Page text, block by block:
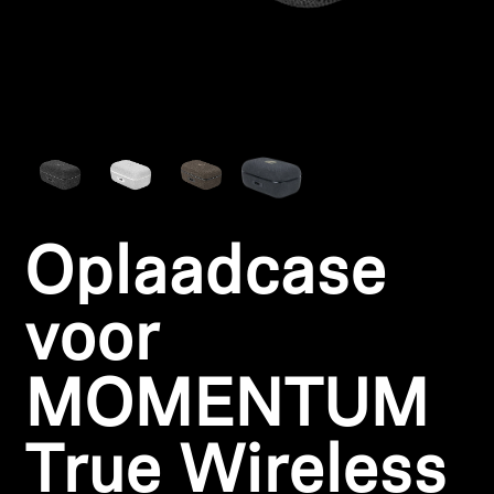
Gehoor per categorie
TV-koptelefoons voor gehoorondersteuning
Gehoorbronnen
Originele gehooronderdelengehoor en accessoires
Soundbars
Oplaadcase
voor
MOMENTUM
True Wireless